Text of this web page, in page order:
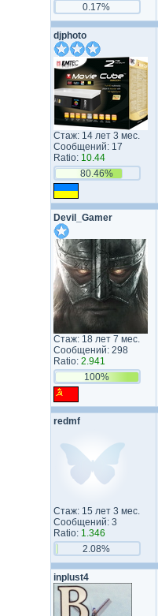
0.17%
djphoto
Стаж: 14 лет 3 мес.
Сообщений: 17
Ratio: 10.44
80.46%
Devil_Gamer
Стаж: 18 лет 7 мес.
Сообщений: 298
Ratio: 2.941
100%
redmf
Стаж: 15 лет 3 мес.
Сообщений: 3
Ratio: 1.346
2.08%
inplust4